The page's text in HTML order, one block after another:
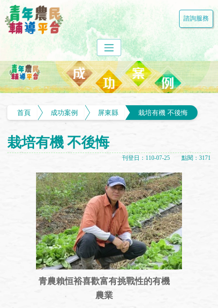
諮詢服務
首頁 成功案例 屏東縣 栽培有機 不後悔
栽培有機 不後悔
刊登日：110-07-25 點閱：3171
青農賴恒裕喜歡富有挑戰性的有機
農業